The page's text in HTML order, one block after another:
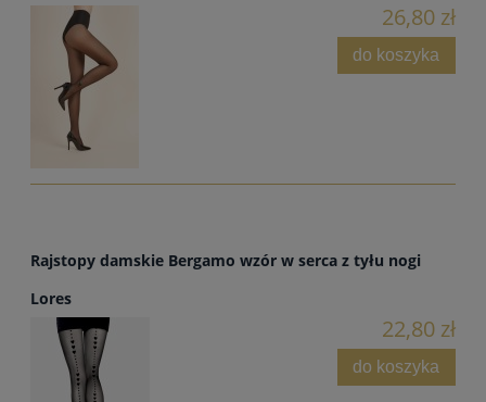
26,80 zł
do koszyka
Rajstopy damskie Bergamo wzór w serca z tyłu nogi
Lores
22,80 zł
do koszyka